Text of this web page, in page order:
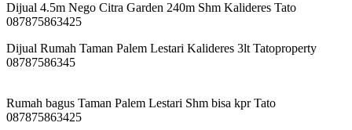
Dijual 4.5m Nego Citra Garden 240m Shm Kalideres Tato
087875863425
Dijual Rumah Taman Palem Lestari Kalideres 3lt Tatoproperty
08787586345
Rumah bagus Taman Palem Lestari Shm bisa kpr Tato
087875863425